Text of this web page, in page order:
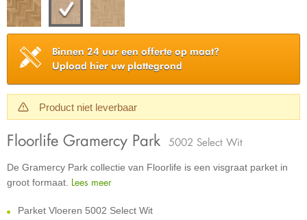
Binnen 24 uur een offerte op maat?
Upload hier uw plattegrond
Product niet leverbaar
Floorlife Gramercy Park 5002 Select Wit
De Gramercy Park collectie van Floorlife is een visgraat parket in
groot formaat. Lees meer
Parket Vloeren 5002 Select Wit